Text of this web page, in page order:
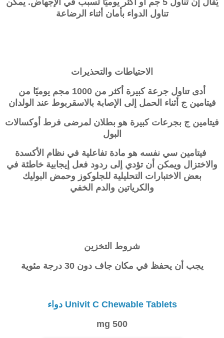
تناول الدواء بأمان أثناء الرضاعة
الاحتياطات والتحذيرات
أدى تناول جرعة كبيرة أكثر من 1000 مجم يوميًا من
فيتامين ج أثناء الحمل إلى الإصابة بالاسقربوط عند الولدان
فيتامين ج بجرعات كبيرة هو بطلان لمرضى فرط أوكسالات
البول
فيتامين سي نفسه هو مادة تفاعلية في نظام الأكسدة
والاختزال ويمكن أن تؤدي إلى ردود فعل إيجابية خاطئة في
بعض الاختبارات التحليلية للجلوكوز وحمض البوليك
والكرياتين والدم الخفي
شروط التخزين
يجب أن يحفظ في مكان جاف دون 30 درجة مئوية
Univit C Chewable Tablets دواء
500 mg